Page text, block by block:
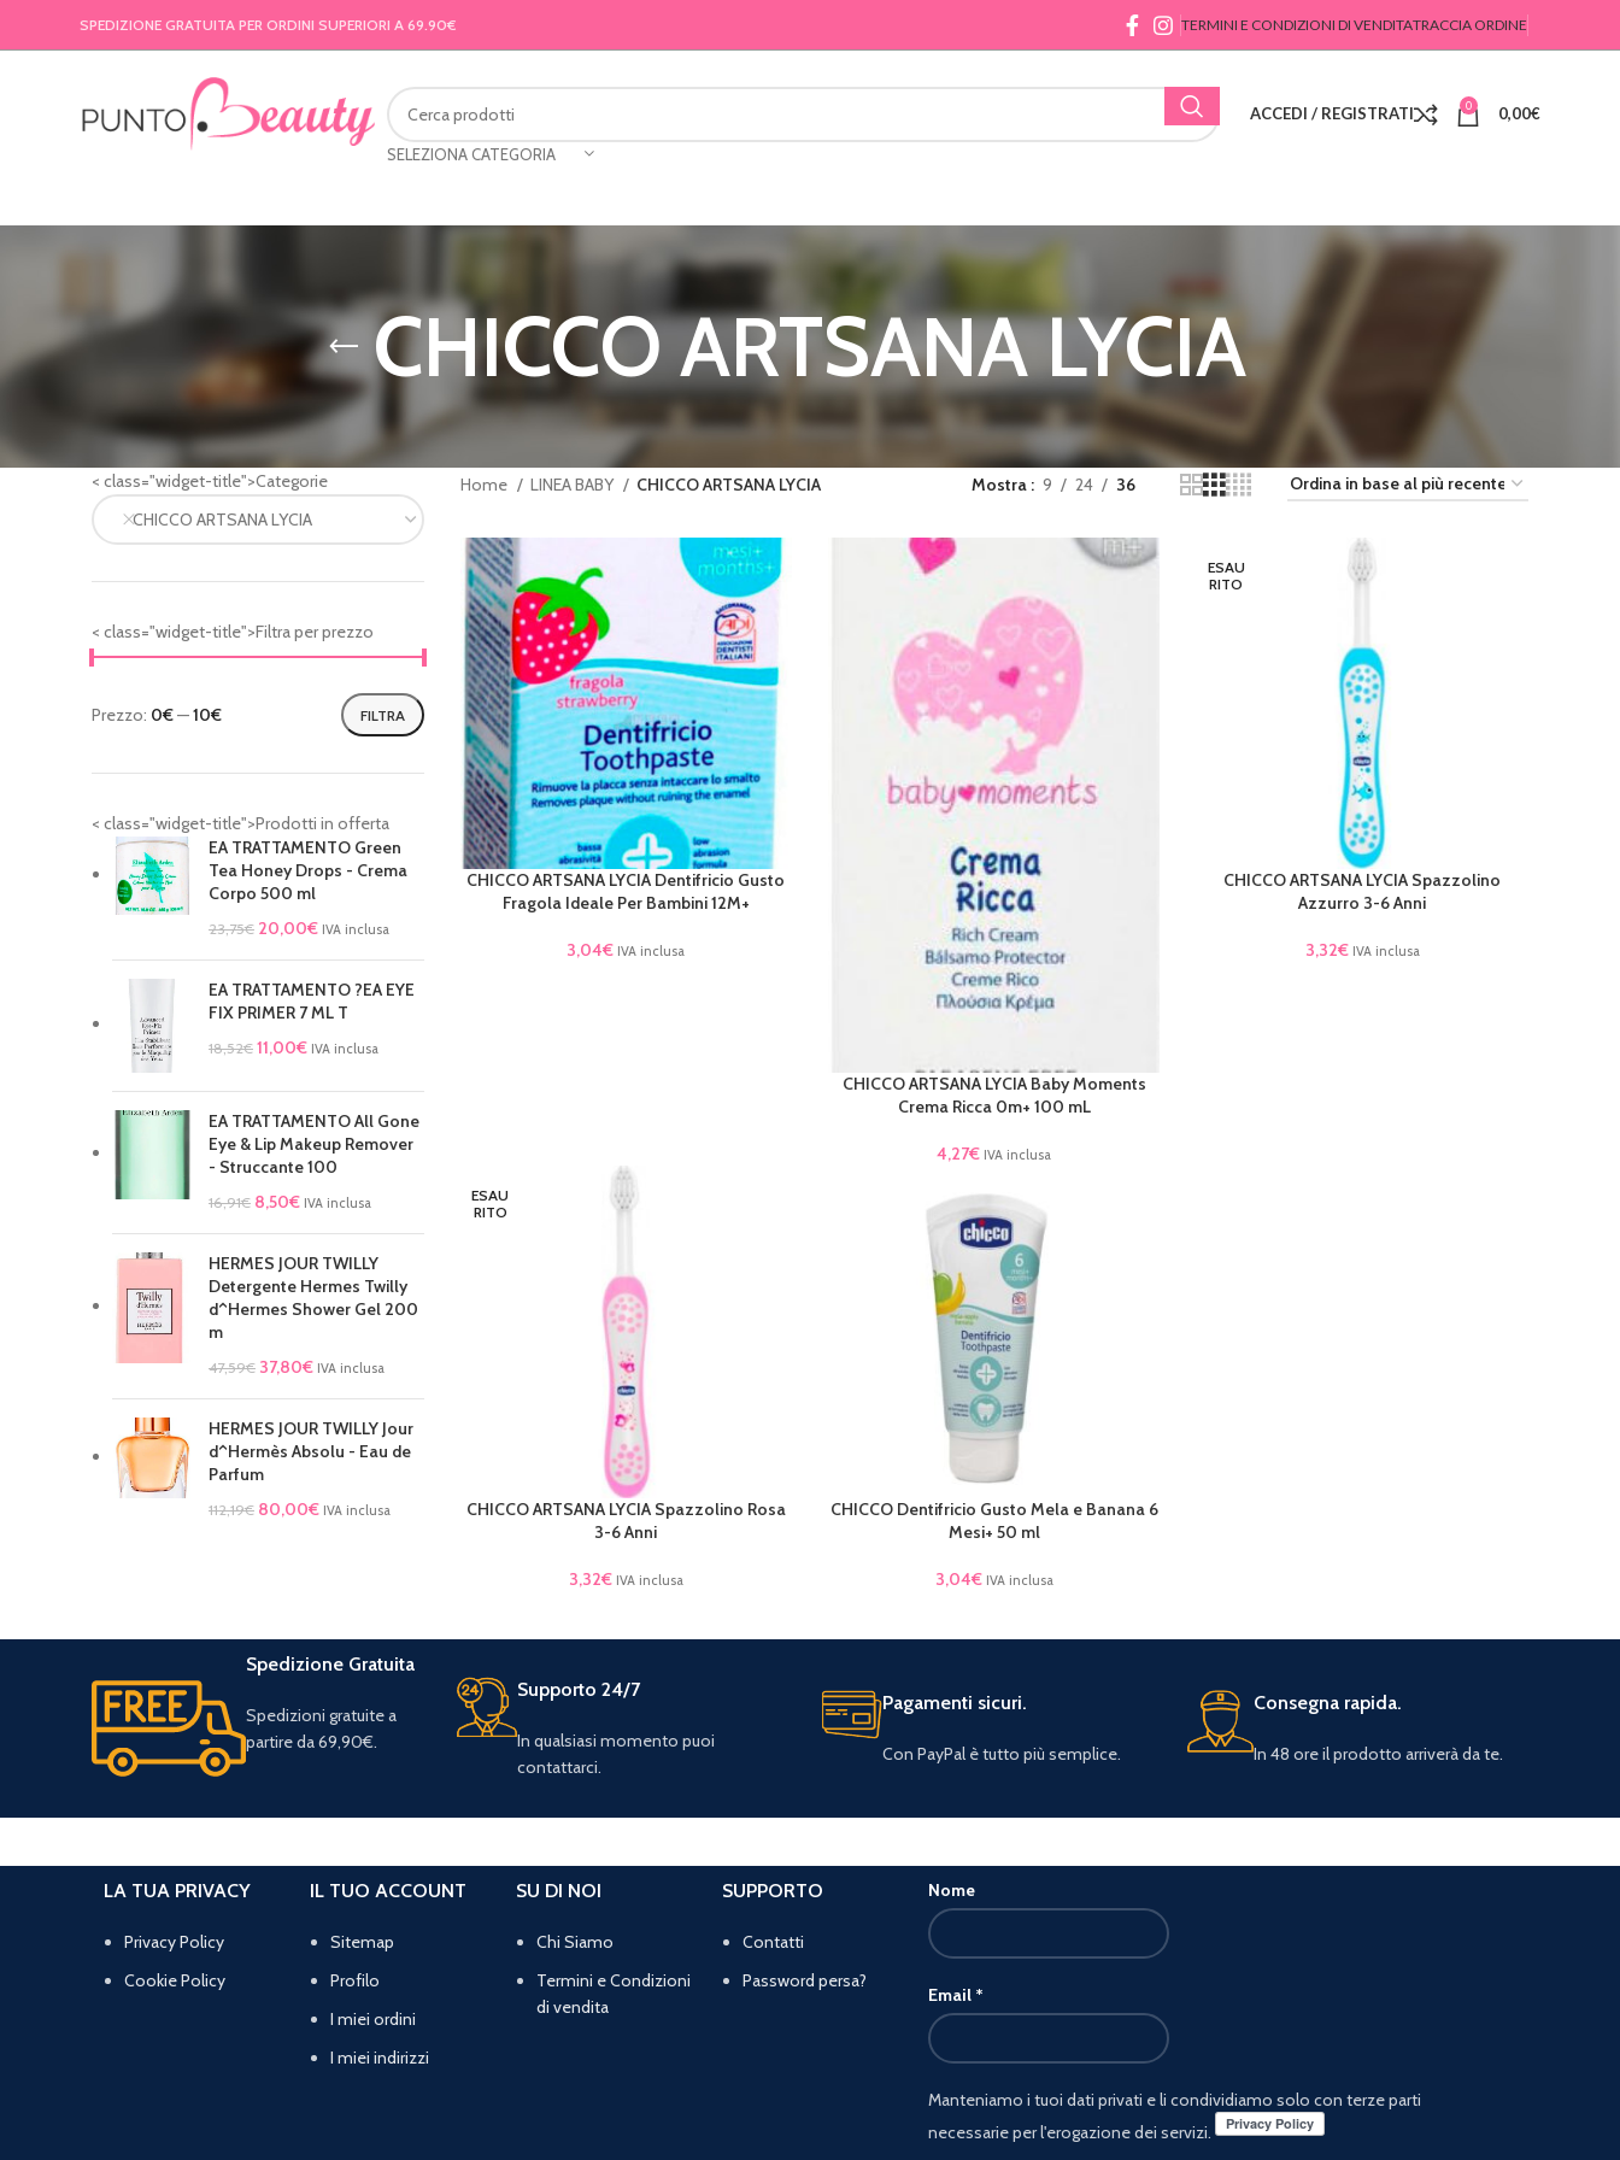
SPEDIZIONE GRATUITA PER ORDINI SUPERIORI A 69.90€ TERMINI E CONDIZIONI DI VENDITATRACCIA ORDINE
SELEZIONA CATEGORIA
ACCEDI / REGISTRATI 0 0,00€
CHICCO ARTSANA LYCIA
< class="widget-title">Categorie
CHICCO ARTSANA LYCIA
< class="widget-title">Filtra per prezzo
FILTRA
Prezzo: 0€—10€
< class="widget-title">Prodotti in offerta
EA TRATTAMENTO Green
Tea Honey Drops - Crema
Corpo 500 ml
23,75€ 20,00€ IVA inclusa
EA TRATTAMENTO ?EA EYE
FIX PRIMER 7 ML T
18,52€ 11,00€ IVA inclusa
EA TRATTAMENTO All Gone
Eye & Lip Makeup Remover
- Struccante 100
16,91€ 8,50€ IVA inclusa
HERMES JOUR TWILLY
Detergente Hermes Twilly
d^Hermes Shower Gel 200
m
47,59€ 37,80€ IVA inclusa
HERMES JOUR TWILLY Jour
d^Hermès Absolu - Eau de
Parfum
112,19€ 80,00€ IVA inclusa
Home LINEA BABY CHICCO ARTSANA LYCIA Mostra 9 24 36
AGGIUNGI AL CARRELLO
CHICCO ARTSANA LYCIA Dentifricio Gusto
Fragola Ideale Per Bambini 12M+
3,04€ IVA inclusa
AGGIUNGI AL CARRELLO
CHICCO ARTSANA LYCIA Baby Moments
Crema Ricca 0m+ 100 mL
4,27€ IVA inclusa
ESAU
RITO
LEGGI TUTTO
CHICCO ARTSANA LYCIA Spazzolino
Azzurro 3-6 Anni
3,32€ IVA inclusa
ESAU
RITO
LEGGI TUTTO
CHICCO ARTSANA LYCIA Spazzolino Rosa
3-6 Anni
3,32€ IVA inclusa
AGGIUNGI AL CARRELLO
CHICCO Dentifricio Gusto Mela e Banana 6
Mesi+ 50 ml
3,04€ IVA inclusa
Spedizione Gratuita
Spedizioni gratuite a
partire da 69,90€.
Supporto 24/7
In qualsiasi momento puoi
contattarci.
Pagamenti sicuri.
Con PayPal è tutto più semplice.
Consegna rapida.
In 48 ore il prodotto arriverà da te.
LA TUA PRIVACY
Privacy Policy
Cookie Policy
IL TUO ACCOUNT
Sitemap
Profilo
I miei ordini
I miei indirizzi
SU DI NOI
Chi Siamo
Termini e Condizioni
di vendita
SUPPORTO
Contatti
Password persa?
Nome
Email *
Manteniamo i tuoi dati privati e li condividiamo solo con terze parti
necessarie per l'erogazione dei servizi.